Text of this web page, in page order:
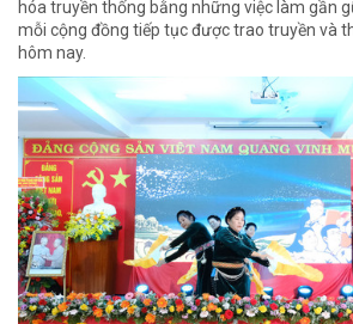
hóa truyền thống bằng những việc làm gần
mỗi cộng đồng tiếp tục được trao truyền và
hôm nay.